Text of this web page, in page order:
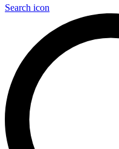
Search icon